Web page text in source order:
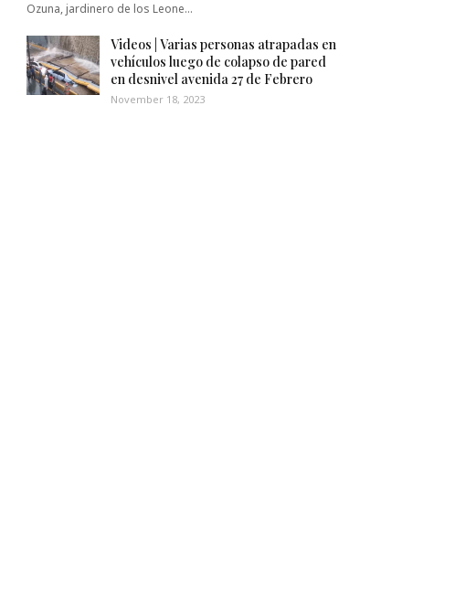
Ozuna, jardinero de los Leone…
Videos | Varias personas atrapadas en
vehículos luego de colapso de pared
en desnivel avenida 27 de Febrero
November 18, 2023